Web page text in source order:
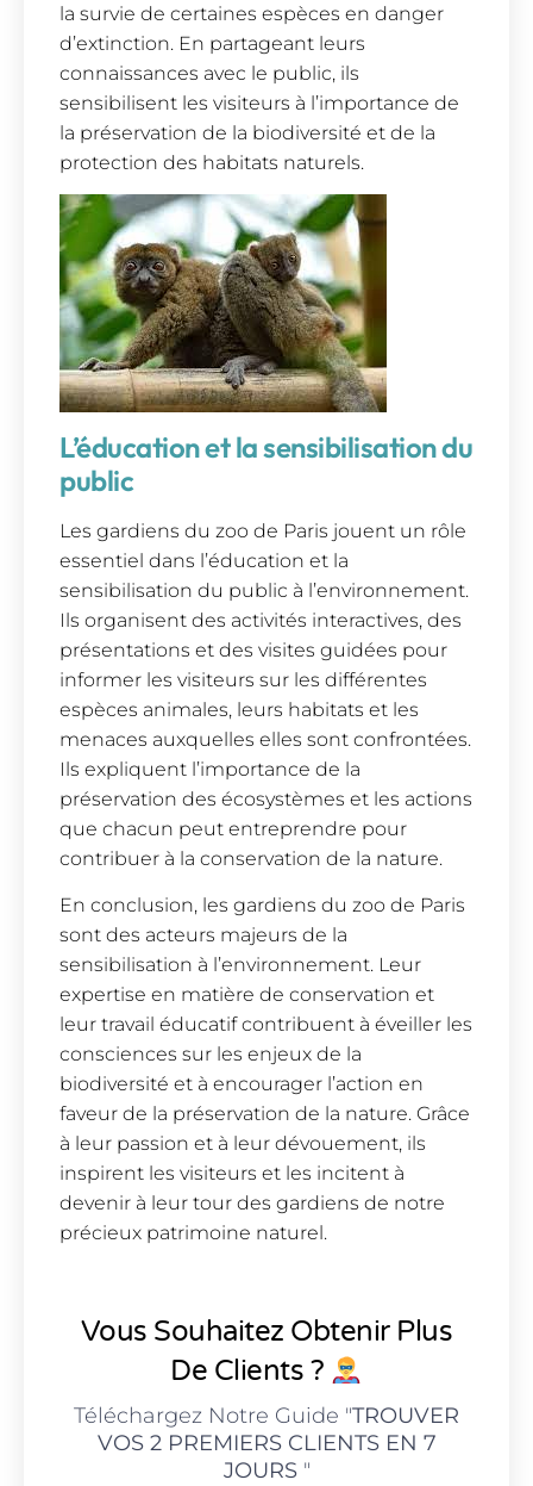
la survie de certaines espèces en danger
d’extinction. En partageant leurs
connaissances avec le public, ils
sensibilisent les visiteurs à l’importance de
la préservation de la biodiversité et de la
protection des habitats naturels.
L’éducation et la sensibilisation du
public
Les gardiens du zoo de Paris jouent un rôle
essentiel dans l’éducation et la
sensibilisation du public à l’environnement.
Ils organisent des activités interactives, des
présentations et des visites guidées pour
informer les visiteurs sur les différentes
espèces animales, leurs habitats et les
menaces auxquelles elles sont confrontées.
Ils expliquent l’importance de la
préservation des écosystèmes et les actions
que chacun peut entreprendre pour
contribuer à la conservation de la nature.
En conclusion, les gardiens du zoo de Paris
sont des acteurs majeurs de la
sensibilisation à l’environnement. Leur
expertise en matière de conservation et
leur travail éducatif contribuent à éveiller les
consciences sur les enjeux de la
biodiversité et à encourager l’action en
faveur de la préservation de la nature. Grâce
à leur passion et à leur dévouement, ils
inspirent les visiteurs et les incitent à
devenir à leur tour des gardiens de notre
précieux patrimoine naturel.
Vous Souhaitez Obtenir Plus
De Clients ?
Téléchargez Notre Guide "TROUVER
VOS 2 PREMIERS CLIENTS EN 7
JOURS"